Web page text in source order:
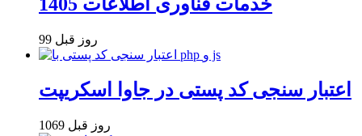
خدمات فناوری اطلاعات 1405
99 روز قبل
اعتبار سنجی کد پستی در جاوا اسکریپت
1069 روز قبل